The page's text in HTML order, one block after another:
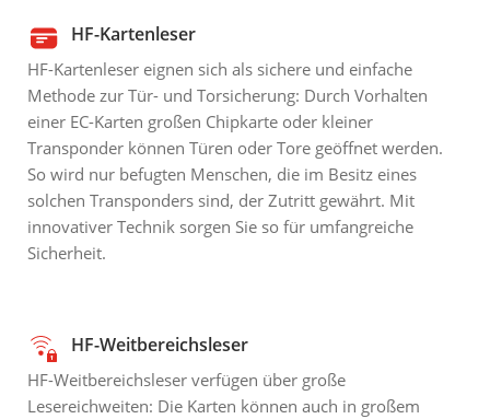
HF-Kartenleser
HF-Kartenleser eignen sich als sichere und einfache
Methode zur Tür- und Torsicherung: Durch Vorhalten
einer EC-Karten großen Chipkarte oder kleiner
Transponder können Türen oder Tore geöffnet werden.
So wird nur befugten Menschen, die im Besitz eines
solchen Transponders sind, der Zutritt gewährt. Mit
innovativer Technik sorgen Sie so für umfangreiche
Sicherheit.
HF-Weitbereichsleser
HF-Weitbereichsleser verfügen über große
Lesereichweiten: Die Karten können auch in großem